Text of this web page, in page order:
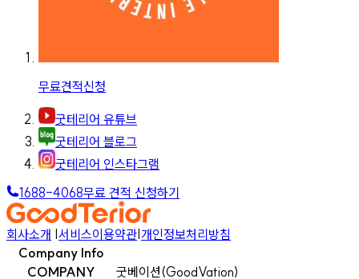
무료견적신청
굿테리어 유튜브
굿테리어 블로그
굿테리어 인스타그램
1688-4068무료 견적 신청하기
회사소개 |서비스이용약관|개인정보처리방침
Company Info
COMPANY
굿베이션(GoodVation)